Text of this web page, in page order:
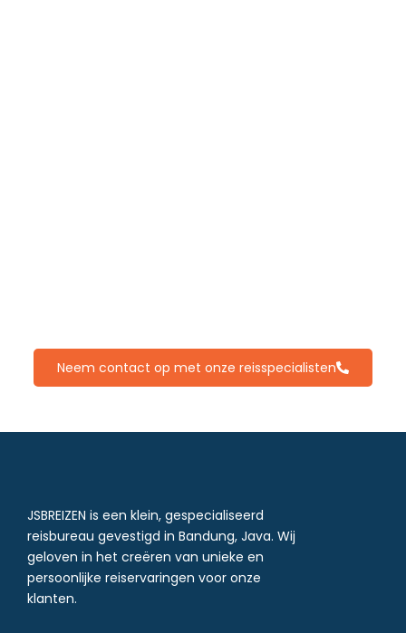
Neem contact op met onze reisspecialisten
JSBREIZEN is een klein, gespecialiseerd
reisbureau gevestigd in Bandung, Java. Wij
geloven in het creëren van unieke en
persoonlijke reiservaringen voor onze
klanten.